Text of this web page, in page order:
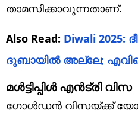
താമസിക്കാവുന്നതാണ്.
Also Read: Diwali 2025:
ദുബായില്‍ അല്ലേ;
മള്‍ട്ടിപ്പിള്‍ എന്‍ട്രി വിസ
ഗോള്‍ഡന്‍ വിസയ്ക്ക്